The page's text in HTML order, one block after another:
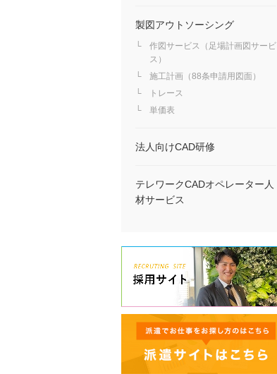
製図アウトソーシング
作図サービス（足場計画図サービ
ス）
施工計画（88条申請用図面）
トレース
単価表
法人向けCAD研修
テレワークCADオペレーター人
材サービス